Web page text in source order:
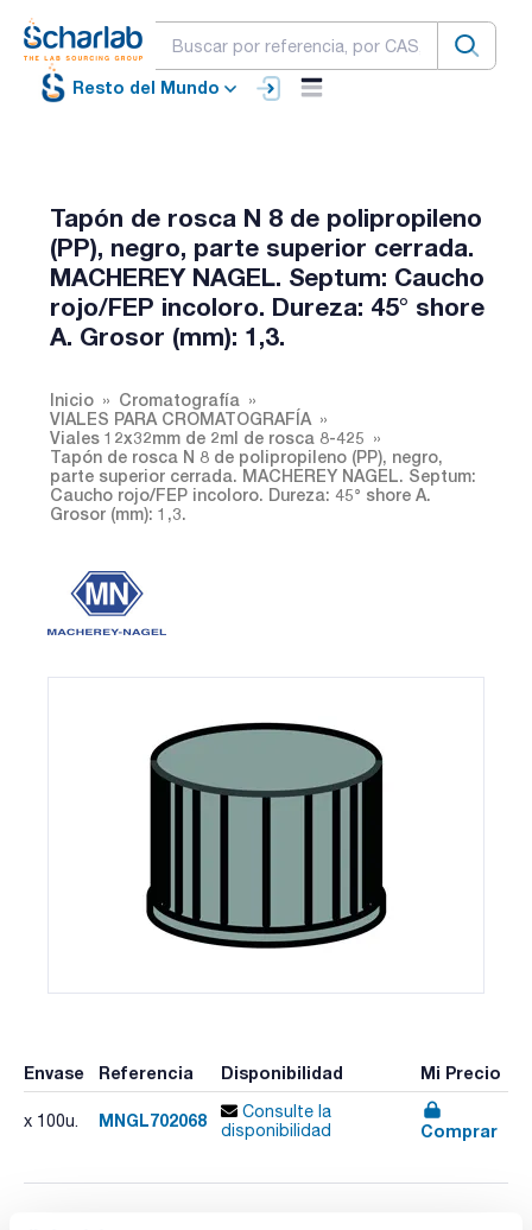
Resto del Mundo
Tapón de rosca N 8 de polipropileno
(PP), negro, parte superior cerrada.
MACHEREY NAGEL. Septum: Caucho
rojo/FEP incoloro. Dureza: 45° shore
A. Grosor (mm): 1,3.
Inicio
Cromatografía
VIALES PARA CROMATOGRAFÍA
Viales 12x32mm de 2ml de rosca 8-425
Tapón de rosca N 8 de polipropileno (PP), negro,
parte superior cerrada. MACHEREY NAGEL. Septum:
Caucho rojo/FEP incoloro. Dureza: 45° shore A.
Grosor (mm): 1,3.
Envase Referencia Disponibilidad Mi Precio
x 100u. MNGL702068
Consulte la
disponibilidad
Comprar